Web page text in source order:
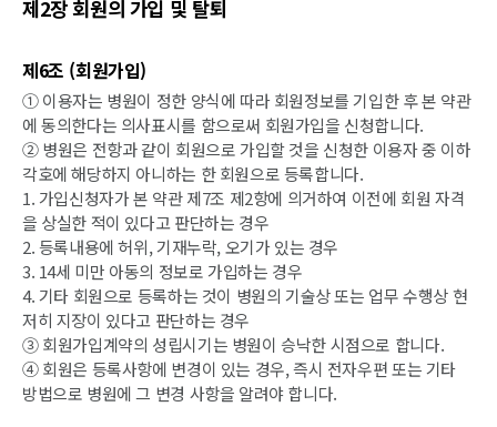
제2장 회원의 가입 및 탈퇴
제6조 (회원가입)
① 이용자는 병원이 정한 양식에 따라 회원정보를 기입한 후 본 약관
에 동의한다는 의사표시를 함으로써 회원가입을 신청합니다.
② 병원은 전항과 같이 회원으로 가입할 것을 신청한 이용자 중 이하
각호에 해당하지 아니하는 한 회원으로 등록합니다.
1. 가입신청자가 본 약관 제7조 제2항에 의거하여 이전에 회원 자격
을 상실한 적이 있다고 판단하는 경우
2. 등록내용에 허위, 기재누락, 오기가 있는 경우
3. 14세 미만 아동의 정보로 가입하는 경우
4. 기타 회원으로 등록하는 것이 병원의 기술상 또는 업무 수행상 현
저히 지장이 있다고 판단하는 경우
③ 회원가입계약의 성립시기는 병원이 승낙한 시점으로 합니다.
④ 회원은 등록사항에 변경이 있는 경우, 즉시 전자우편 또는 기타
방법으로 병원에 그 변경 사항을 알려야 합니다.